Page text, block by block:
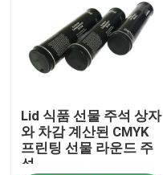
공장 투어
저희와 연락
Lid 식품 선물 주석 상자
와 차감 계산된 CMYK
프린팅 선물 라운드 주
석